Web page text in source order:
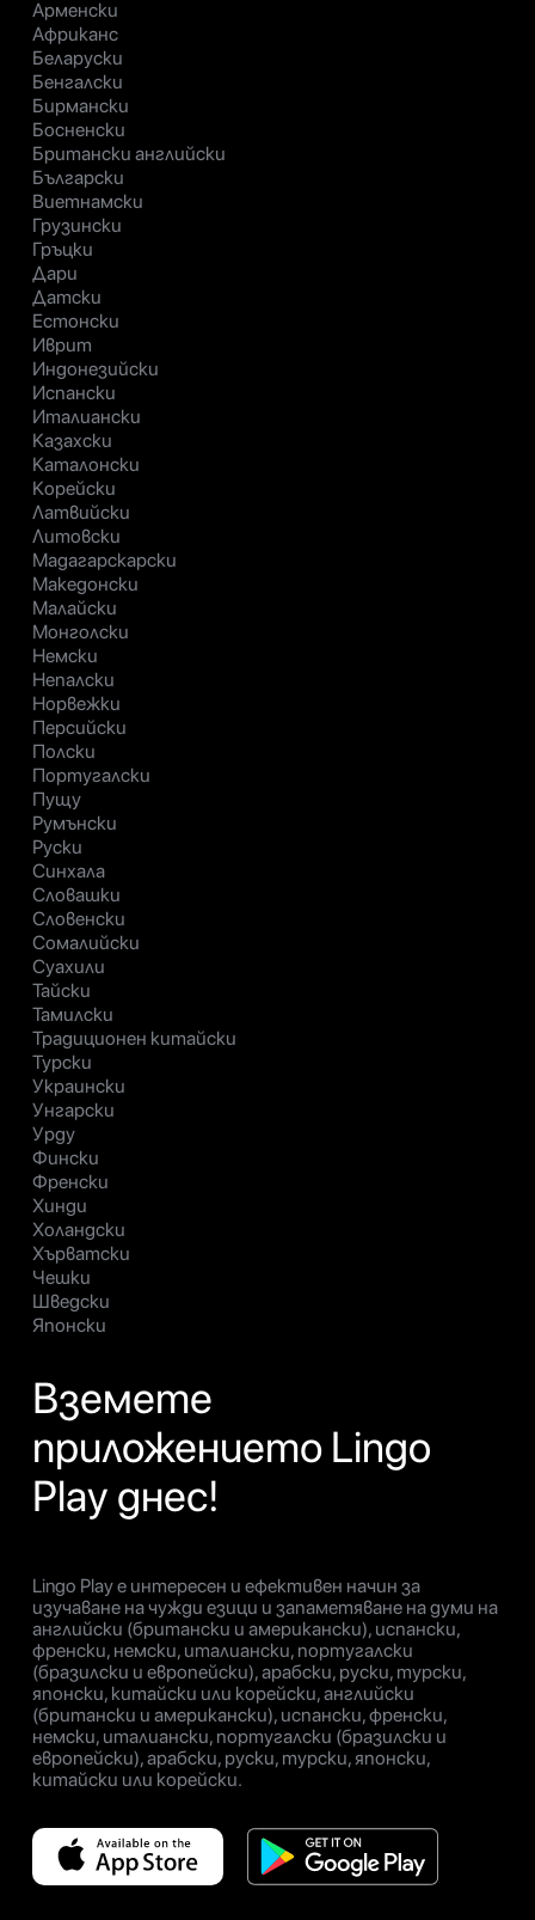
Арменски
Африканс
Беларуски
Бенгалски
Бирмански
Босненски
Британски английски
Български
Виетнамски
Грузински
Гръцки
Дари
Датски
Естонски
Иврит
Индонезийски
Испански
Италиански
Казахски
Каталонски
Корейски
Латвийски
Литовски
Мадагарскарски
Македонски
Малайски
Монголски
Немски
Непалски
Норвежки
Персийски
Полски
Португалски
Пущу
Румънски
Руски
Синхала
Словашки
Словенски
Сомалийски
Суахили
Тайски
Тамилски
Традиционен китайски
Турски
Украински
Унгарски
Урду
Фински
Френски
Хинди
Холандски
Хърватски
Чешки
Шведски
Японски
Вземете
приложението Lingo
Play днес!
Lingo Play е интересен и ефективен начин за
изучаване на чужди езици и запаметяване на думи на
английски (британски и американски), испански,
френски, немски, италиански, португалски
(бразилски и европейски), арабски, руски, турски,
японски, китайски или корейски, английски
(британски и американски), испански, френски,
немски, италиански, португалски (бразилски и
европейски), арабски, руски, турски, японски,
китайски или корейски.